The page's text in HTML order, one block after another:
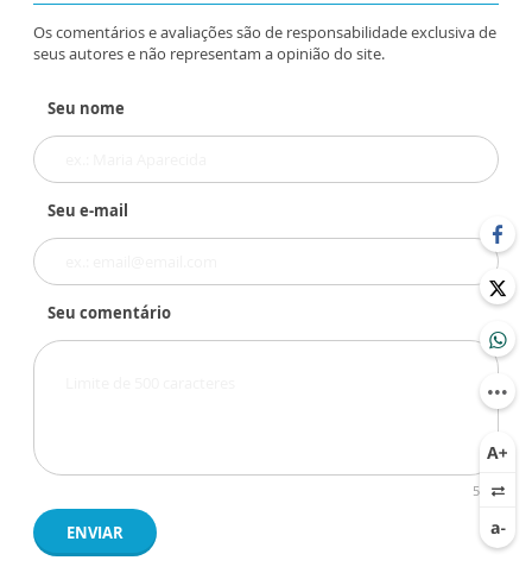
Os comentários e avaliações são de responsabilidade exclusiva de
seus autores e não representam a opinião do site.
Seu nome
Seu e-mail
Seu comentário
500
ENVIAR